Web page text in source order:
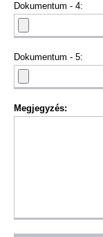
Dokumentum - 4:
Dokumentum - 5:
Megjegyzés: